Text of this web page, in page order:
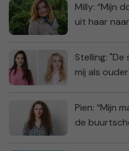
Milly: “Mijn
uit haar
Stelling:
mij als
Pien: “Mijn
de